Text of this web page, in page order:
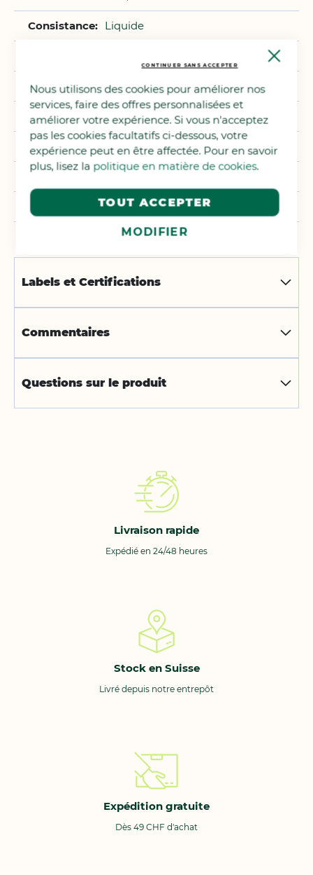
Close
Bar
Nous utilisons des cookies pour améliorer nos
services, faire des offres personnalisées et
améliorer votre expérience. Si vous n'acceptez
pas les cookies facultatifs ci-dessous, votre
expérience peut en être affectée. Pour en savoir
plus, lisez la politique en matière de cookies.
TOUT ACCEPTER
MODIFIER
CONTINUER SANS ACCEPTER
Liquide
5
Menthe
Écologique
75 ml
Dentifrice
Labels et Certifications
Commentaires
Questions sur le produit
Livraison rapide
Expédié en 24/48 heures
Stock en Suisse
Livré depuis notre entrepôt
Expédition gratuite
Dès 49 CHF d'achat